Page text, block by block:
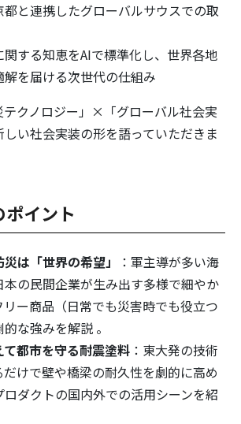
都と連携したグローバルサウスでの取
する知恵をAIで標準化し、世界各地
解を届ける次世代の仕組み
テクノロジー」×「グローバル社会実
い社会実装の形を語っていただきま
ポイント
は「世界の希望」
：軍主導が多い海
の民間企業が生み出す多様で細やか
リー商品（日常でも災害時でも役立つ
な強みを解説 。
て都市を守る耐震塗料 ：東大発の技術
けで壁や橋梁の耐久性を劇的に高め
ロダクトの国内外での活用シーンを紹